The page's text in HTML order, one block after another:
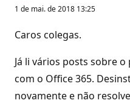
1 de mai. de 2018 13:25
Caros colegas.
Já li vários posts sobre
com o Office 365.
novamente e não